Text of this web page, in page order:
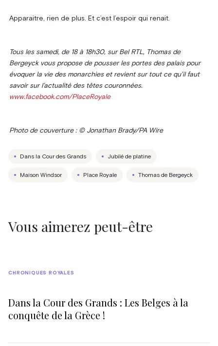
Apparaitre, rien de plus. Et c’est l’espoir qui renait.
Tous les samedi, de 18 à 18h30, sur Bel RTL, Thomas de
Bergeyck vous propose de pousser les portes des palais pour
évoquer la vie des monarchies et revient sur tout ce qu’il faut
savoir sur l’actualité des têtes couronnées.
www.facebook.com/PlaceRoyale
Photo de couverture : © Jonathan Brady/PA Wire
Dans la Cour des Grands Jubilé de platine
Maison Windsor Place Royale Thomas de Bergeyck
Vous aimerez peut-être
Dans la Cour des Grands : Les Belges à la
conquête de la Grèce !
CHRONIQUES ROYALES